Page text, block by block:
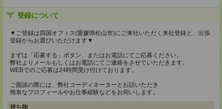
登録について
▼ご登録は四国オフィス(愛媛県松山市)にご来社いただく来社登録と、出張
登録からお選びいただけます▼
まずは「応募する」ボタン、またはお電話にてご応募ください。
弊社よりメールもしくはお電話にてご連絡をさせていただきます。
WEBでのご応募は24時間受け付けております。
ご面談の際には、弊社コーディネーターとお話いただき
簡単なプロフィールやお仕事経験などをお伺いします。
持ち物